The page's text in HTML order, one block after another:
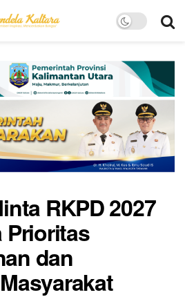
RKPD 2027
Prioritas
dan